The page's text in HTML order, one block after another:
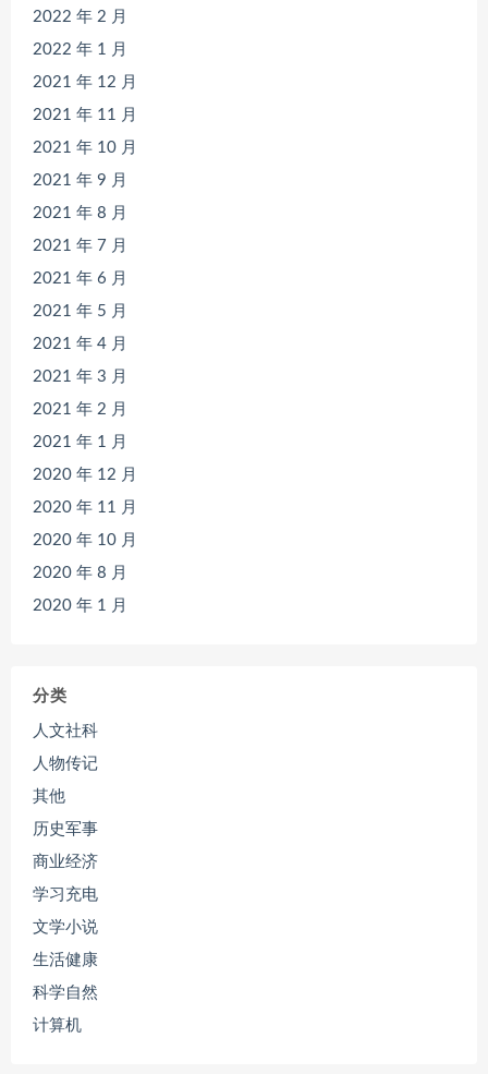
2022 年 2 月
2022 年 1 月
2021 年 12 月
2021 年 11 月
2021 年 10 月
2021 年 9 月
2021 年 8 月
2021 年 7 月
2021 年 6 月
2021 年 5 月
2021 年 4 月
2021 年 3 月
2021 年 2 月
2021 年 1 月
2020 年 12 月
2020 年 11 月
2020 年 10 月
2020 年 8 月
2020 年 1 月
分类
人文社科
人物传记
其他
历史军事
商业经济
学习充电
文学小说
生活健康
科学自然
计算机